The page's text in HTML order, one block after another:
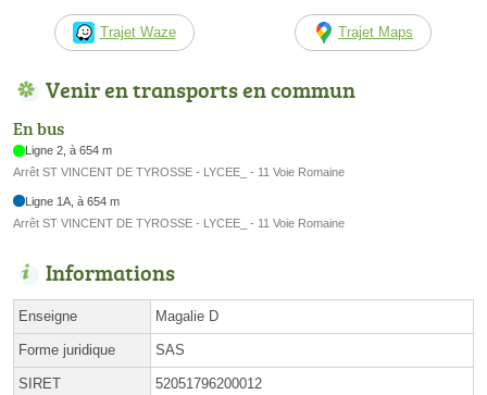
Trajet Waze Trajet Maps
Venir en transports en commun
En bus
Ligne 2, à 654 m
Arrêt ST VINCENT DE TYROSSE - LYCEE_ - 11 Voie Romaine
Ligne 1A, à 654 m
Arrêt ST VINCENT DE TYROSSE - LYCEE_ - 11 Voie Romaine
Informations
Enseigne Magalie D
Forme juridique SAS
SIRET 52051796200012